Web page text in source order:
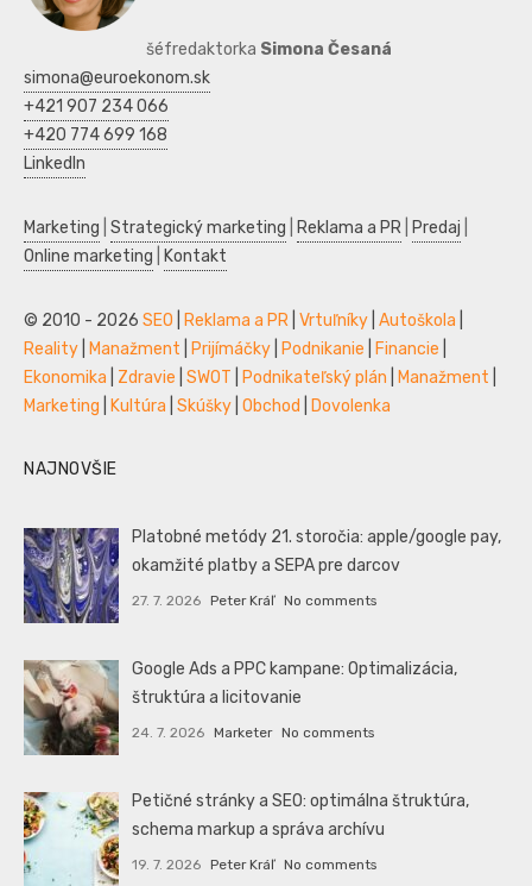
šéfredaktorka Simona Česaná
simona@euroekonom.sk
+421 907 234 066
+420 774 699 168
LinkedIn
Marketing Strategický marketing Reklama a PR Predaj
Online marketing
Kontakt
© 2010 - 2026 SEO Reklama a PR Vrtuľníky Autoškola
Reality
Manažment Prijímáčky Podnikanie Financie
Ekonomika
Zdravie SWOT Podnikateľský plán Manažment
Marketing
Kultúra Skúšky Obchod Dovolenka
NAJNOVŠIE
Platobné metódy 21. storočia: apple/google pay,
okamžité platby a SEPA pre darcov
27. 7. 2026 Peter Kráľ No comments
Google Ads a PPC kampane: Optimalizácia,
štruktúra a licitovanie
24. 7. 2026 Marketer No comments
Petičné stránky a SEO: optimálna štruktúra,
schema markup a správa archívu
19. 7. 2026 Peter Kráľ No comments